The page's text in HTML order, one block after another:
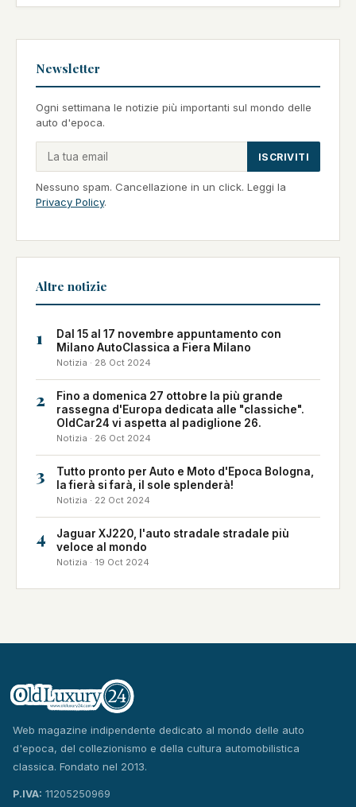
Newsletter
Ogni settimana le notizie più importanti sul mondo delle
auto d'epoca.
ISCRIVITI
Nessuno spam. Cancellazione in un click. Leggi la
Privacy Policy.
Altre notizie
1
Dal 15 al 17 novembre appuntamento con
Milano AutoClassica a Fiera Milano
Notizia · 28 Oct 2024
2
Fino a domenica 27 ottobre la più grande
rassegna d'Europa dedicata alle "classiche".
OldCar24 vi aspetta al padiglione 26.
Notizia · 26 Oct 2024
3
Tutto pronto per Auto e Moto d'Epoca Bologna,
la fierà si farà, il sole splenderà!
Notizia · 22 Oct 2024
4
Jaguar XJ220, l'auto stradale stradale più
veloce al mondo
Notizia · 19 Oct 2024
Web magazine indipendente dedicato al mondo delle auto
d'epoca, del collezionismo e della cultura automobilistica
classica. Fondato nel 2013.
P.IVA: 11205250969